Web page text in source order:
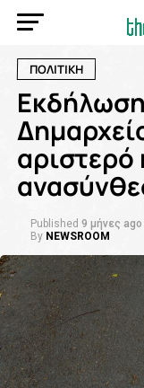
ΠΟΛΙΤΙΚΗ
αριστερό
Published 9 μήνες ago
By NEWSROOM